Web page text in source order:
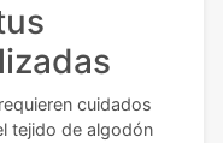
cuidados
tejido de algodón